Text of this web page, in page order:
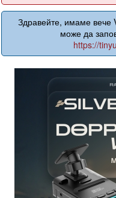
Здравейте, имаме вече
може да
https://